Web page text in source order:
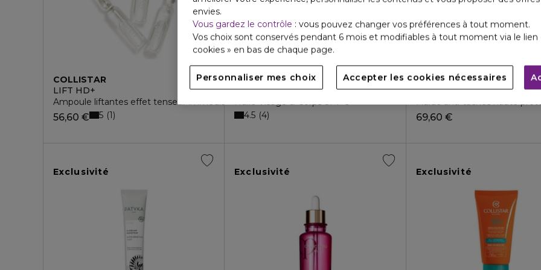
COLLISTAR
LIFT HD+
Ampoule liftantes effet tenseur immédiat
56,60 € 5 1
EISENBERG
SOLAIRE SUBLIME TAN
Huile Visage & Corps SPF 6
122,50 €
4.5 4
PATYKA
ANTI-TÂCHES PERFECT
Fluide anti-tâches haute
69,60 €
Exclusivité Exclusivité Exclusivité
envies.
Vous gardez le contrôle : vous pouvez changer vos préférences à tout moment.
Vos choix sont conservés pendant 6 mois et modifiables à tout moment via le lien
cookies » en bas de chaque page.
Personnaliser mes choix Accepter les cookies nécessaires